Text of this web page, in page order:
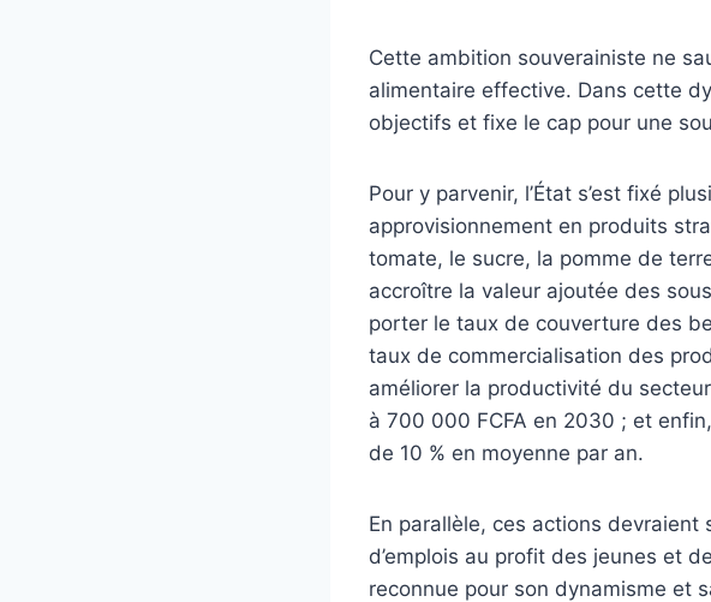
Cette ambition souverainiste ne
alimentaire effective. Dans cette
objectifs et fixe le cap pour une
Pour y parvenir, l’État s’est fixé
approvisionnement en produits
tomate, le sucre, la pomme de
accroître la valeur ajoutée des
porter le taux de couverture des
taux de commercialisation des
améliorer la productivité du
à 700 000 FCFA en 2030 ; et
de 10 % en moyenne par an.
En parallèle, ces actions devraient
d’emplois au profit des jeunes et
reconnue pour son dynamisme et